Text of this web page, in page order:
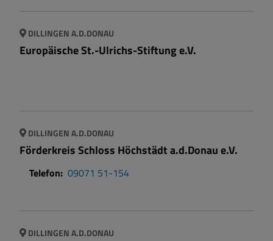
DILLINGEN A.D.DONAU
Europäische St.-Ulrichs-Stiftung e.V.
DILLINGEN A.D.DONAU
Förderkreis Schloss Höchstädt a.d.Donau e.V.
Telefon: 09071 51-154
DILLINGEN A.D.DONAU